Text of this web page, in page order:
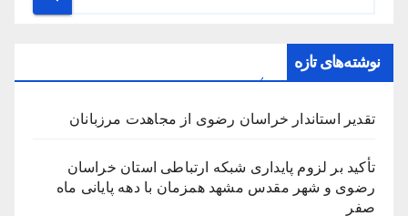
نوشته‌های تازه
تقدیر استاندار خراسان رضوی از مجاهدت مرزبانان
تأکید بر لزوم پایداری شبکه ارتباطی استان خراسان
رضوی و شهر مقدس مشهد همزمان با دهه پایانی ماه
صفر